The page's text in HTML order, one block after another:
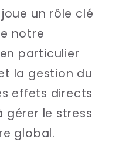
un rôle clé
notre
particulier
la gestion du
effets directs
le stress
global.